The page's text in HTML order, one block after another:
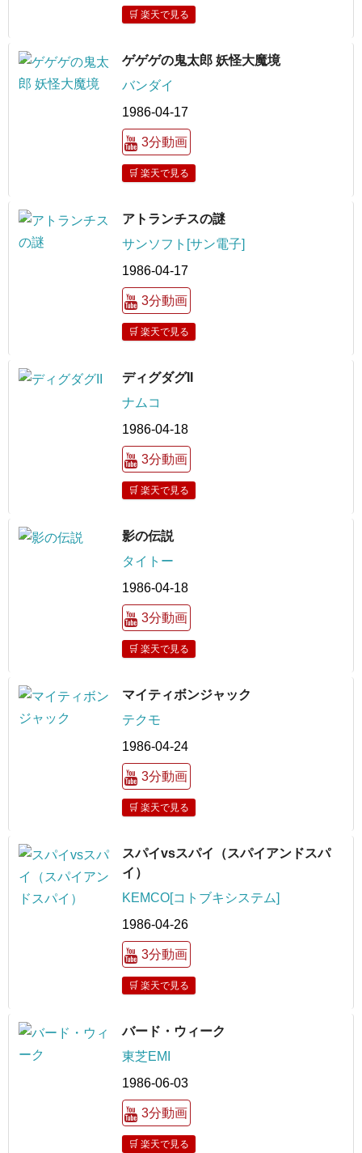
🛒 楽天で見る
ゲゲゲの鬼太郎 妖怪大魔境
バンダイ
1986-04-17
3分動画
🛒 楽天で見る
アトランチスの謎
サンソフト[サン電子]
1986-04-17
3分動画
🛒 楽天で見る
ディグダグII
ナムコ
1986-04-18
3分動画
🛒 楽天で見る
影の伝説
タイトー
1986-04-18
3分動画
🛒 楽天で見る
マイティボンジャック
テクモ
1986-04-24
3分動画
🛒 楽天で見る
スパイvsスパイ（スパイアンドスパ
イ）
KEMCO[コトブキシステム]
1986-04-26
3分動画
🛒 楽天で見る
バード・ウィーク
東芝EMI
1986-06-03
3分動画
🛒 楽天で見る